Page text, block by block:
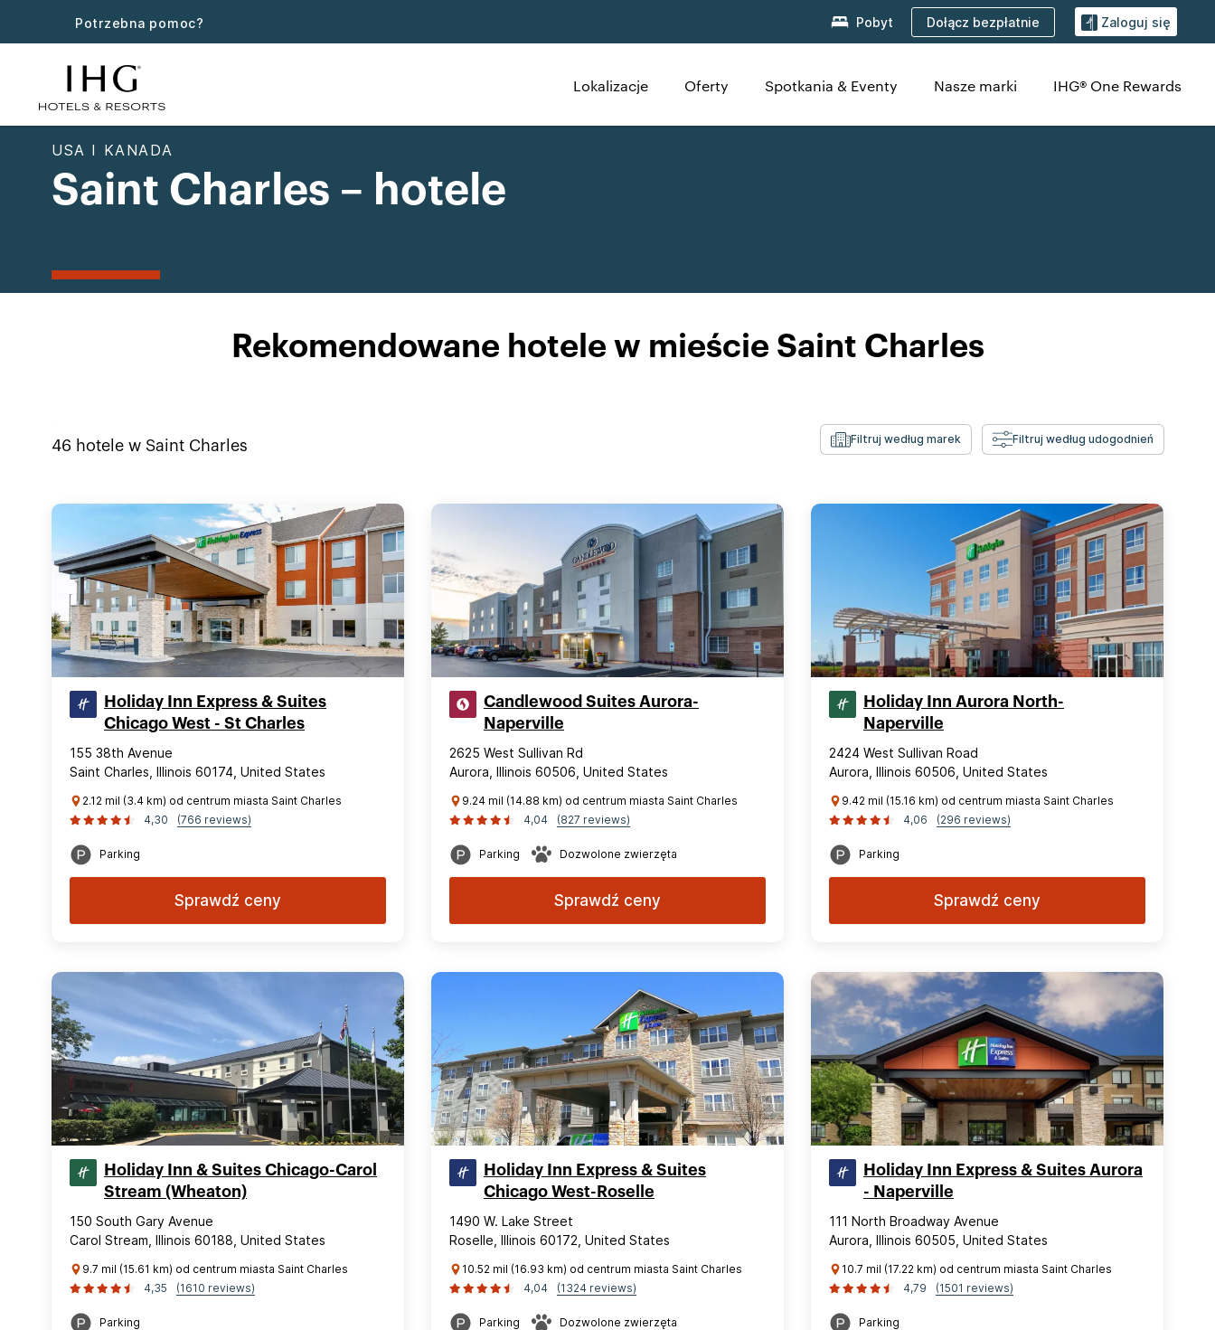
Potrzebna pomoc? Pobyt Dołącz bezpłatnie Zaloguj się
Lokalizacje Oferty Spotkania & Eventy Nasze marki IHG® One Rewards
USA I KANADA
Saint Charles – hotele
Rekomendowane hotele w mieście Saint Charles
46 hotele w Saint Charles Filtruj według marek Filtruj według udogodnień
Holiday Inn Express & Suites
Chicago West - St Charles
155 38th Avenue
Saint Charles, Illinois 60174, United States
2.12 mil (3.4 km) od centrum miasta Saint Charles
4,30
(766 reviews)
Parking
Sprawdź ceny
Candlewood Suites Aurora-
Naperville
2625 West Sullivan Rd
Aurora, Illinois 60506, United States
9.24 mil (14.88 km) od centrum miasta Saint Charles
4,04
(827 reviews)
Parking Dozwolone zwierzęta
Sprawdź ceny
Holiday Inn Aurora North-
Naperville
2424 West Sullivan Road
Aurora, Illinois 60506, United States
9.42 mil (15.16 km) od centrum miasta Saint Charles
4,06
(296 reviews)
Parking
Sprawdź ceny
Holiday Inn & Suites Chicago-Carol
Stream (Wheaton)
150 South Gary Avenue
Carol Stream, Illinois 60188, United States
9.7 mil (15.61 km) od centrum miasta Saint Charles
4,35
(1610 reviews)
Parking
Holiday Inn Express & Suites
Chicago West-Roselle
1490 W. Lake Street
Roselle, Illinois 60172, United States
10.52 mil (16.93 km) od centrum miasta Saint Charles
4,04
(1324 reviews)
Parking Dozwolone zwierzęta
Holiday Inn Express & Suites Aurora
- Naperville
111 North Broadway Avenue
Aurora, Illinois 60505, United States
10.7 mil (17.22 km) od centrum miasta Saint Charles
4,79
(1501 reviews)
Parking